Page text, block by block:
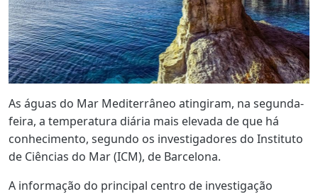
As águas do Mar Mediterrâneo atingiram, na segunda-
feira, a temperatura diária mais elevada de que há
conhecimento, segundo os investigadores do Instituto
de Ciências do Mar (ICM), de Barcelona.
A informação do principal centro de investigação